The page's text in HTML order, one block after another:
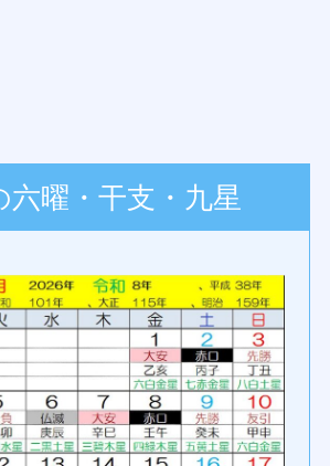
六曜・干支・九星